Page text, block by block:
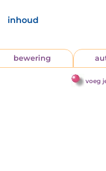
inhoud
bewering
voeg